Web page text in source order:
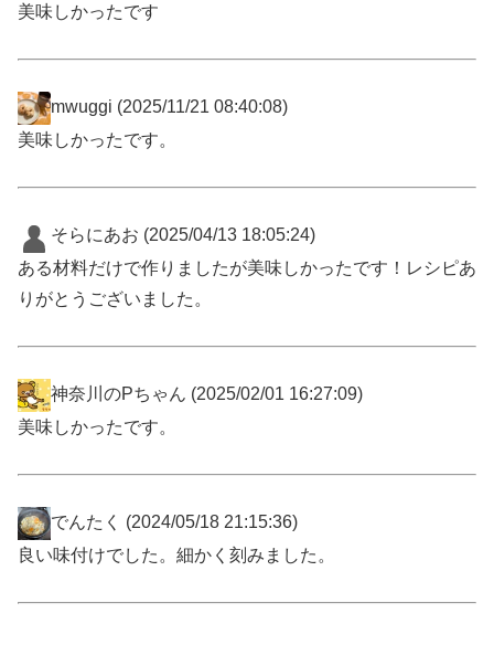
美味しかったです
mwuggi (2025/11/21 08:40:08)
美味しかったです。
そらにあお (2025/04/13 18:05:24)
ある材料だけで作りましたが美味しかったです！レシピあ
りがとうございました。
神奈川のPちゃん (2025/02/01 16:27:09)
美味しかったです。
でんたく
(2024/05/18 21:15:36)
良い味付けでした。細かく刻みました。